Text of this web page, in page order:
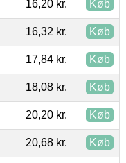
16,20 kr. Køb
16,32 kr. Køb
17,84 kr. Køb
18,08 kr. Køb
20,20 kr. Køb
20,68 kr. Køb